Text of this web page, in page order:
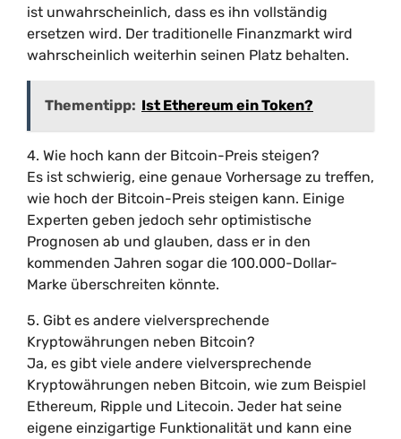
ist unwahrscheinlich, dass es ihn vollständig
ersetzen wird. Der traditionelle Finanzmarkt wird
wahrscheinlich weiterhin seinen Platz behalten.
Thementipp: Ist Ethereum ein Token?
4. Wie hoch kann der Bitcoin-Preis steigen?
Es ist schwierig, eine genaue Vorhersage zu treffen,
wie hoch der Bitcoin-Preis steigen kann. Einige
Experten geben jedoch sehr optimistische
Prognosen ab und glauben, dass er in den
kommenden Jahren sogar die 100.000-Dollar-
Marke überschreiten könnte.
5. Gibt es andere vielversprechende
Kryptowährungen neben Bitcoin?
Ja, es gibt viele andere vielversprechende
Kryptowährungen neben Bitcoin, wie zum Beispiel
Ethereum, Ripple und Litecoin. Jeder hat seine
eigene einzigartige Funktionalität und kann eine